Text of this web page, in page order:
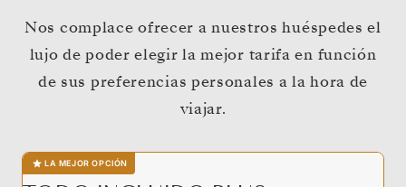
Nos complace ofrecer a nuestros huéspedes el
lujo de poder elegir la mejor tarifa en función
de sus preferencias personales a la hora de
viajar.
LA MEJOR OPCIÓN